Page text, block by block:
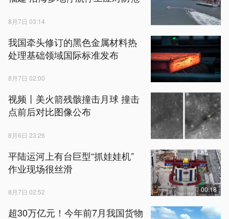
8月7日 03:14
我国牵头修订的黑色金属材料热
处理基础领域国际标准发布
8月7日 02:00
视频丨美火箭残骸撞击月球 撞击
点前后对比图像公布
8月6日 23:26
平陆运河上有台巨型“抓娃娃机”
作业现场很丝滑
8月7日 02:52 00:18
超30万亿元！今年前7月我国货物